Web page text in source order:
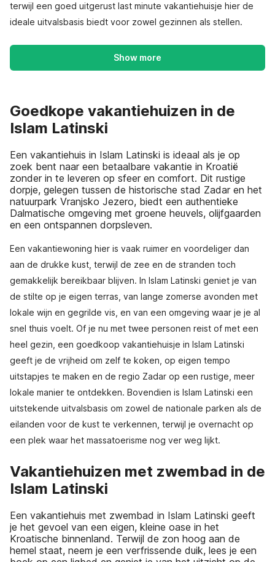
terwijl een goed uitgerust last minute vakantiehuisje hier de
ideale uitvalsbasis biedt voor zowel gezinnen als stellen.
Show more
Goedkope vakantiehuizen in de
Islam Latinski
Een vakantiehuis in Islam Latinski is ideaal als je op
zoek bent naar een betaalbare vakantie in Kroatië
zonder in te leveren op sfeer en comfort. Dit rustige
dorpje, gelegen tussen de historische stad Zadar en het
natuurpark Vranjsko Jezero, biedt een authentieke
Dalmatische omgeving met groene heuvels, olijfgaarden
en een ontspannen dorpsleven.
Een vakantiewoning hier is vaak ruimer en voordeliger dan
aan de drukke kust, terwijl de zee en de stranden toch
gemakkelijk bereikbaar blijven. In Islam Latinski geniet je van
de stilte op je eigen terras, van lange zomerse avonden met
lokale wijn en gegrilde vis, en van een omgeving waar je je al
snel thuis voelt. Of je nu met twee personen reist of met een
heel gezin, een goedkoop vakantiehuisje in Islam Latinski
geeft je de vrijheid om zelf te koken, op eigen tempo
uitstapjes te maken en de regio Zadar op een rustige, meer
lokale manier te ontdekken. Bovendien is Islam Latinski een
uitstekende uitvalsbasis om zowel de nationale parken als de
eilanden voor de kust te verkennen, terwijl je overnacht op
een plek waar het massatoerisme nog ver weg lijkt.
Vakantiehuizen met zwembad in de
Islam Latinski
Een vakantiehuis met zwembad in Islam Latinski geeft
je het gevoel van een eigen, kleine oase in het
Kroatische binnenland. Terwijl de zon hoog aan de
hemel staat, neem je een verfrissende duik, lees je een